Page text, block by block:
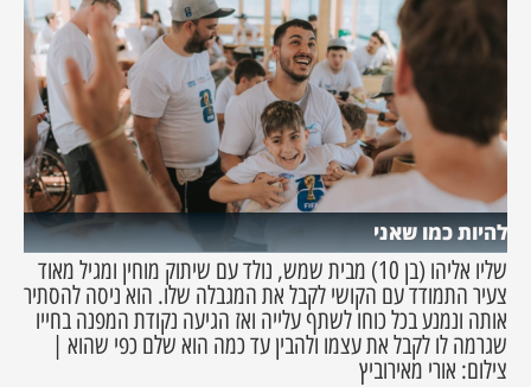
להיות כמו שאני
שליו אליהו (בן 10) מבית שמש, נולד עם שיתוק מוחין ומגיל מאוד
צעיר התמודד עם הקושי לקבל את המגבלה שלו. הוא ניסה להסתיר
אותה ונמנע בכל כוחו לשתף עלייה ואז הגיעה נקודת המפנה בחייו
שגרמה לו לקבל את עצמו ולהבין עד כמה הוא שלם כפי שהוא |
צילום: אורי מאירוביץ